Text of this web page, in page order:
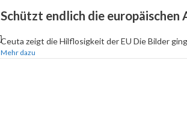
Schützt endlich die europäischen
Ceuta zeigt die Hilflosigkeit der EU Die Bilder
Mehr dazu